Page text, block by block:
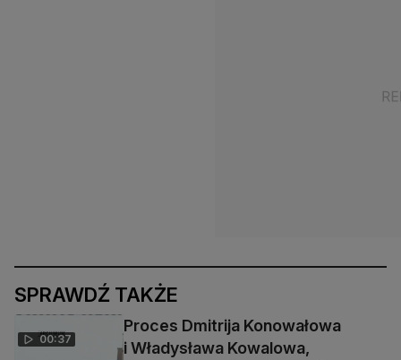
SPRAWDŹ TAKŻE
00:37
Proces Dmitrija Konowałowa
i Władysława Kowalowa,